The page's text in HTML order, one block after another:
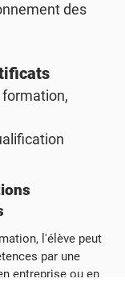
des
l'élève peut
par une
entreprise ou en